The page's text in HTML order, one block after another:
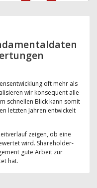
oft mehr als
wir konsequent alle
schnellen Blick kann somit
letzten Jahren entwickelt
zeigen, ob eine
wird. Shareholder-
gute Arbeit zur
hat.